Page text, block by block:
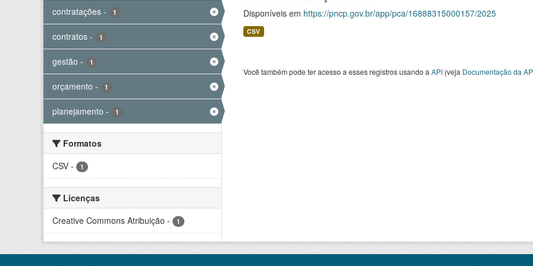
contratações - 1
contratos - 1
gestão - 1
orçamento - 1
planejamento - 1
Formatos
CSV - 1
Licenças
Creative Commons Atribuição - 1
Disponíveis em https://pncp.gov.br/app/pca/16888315000157/2025
CSV
Você também pode ter acesso a esses registros usando a API(veja Documentação da